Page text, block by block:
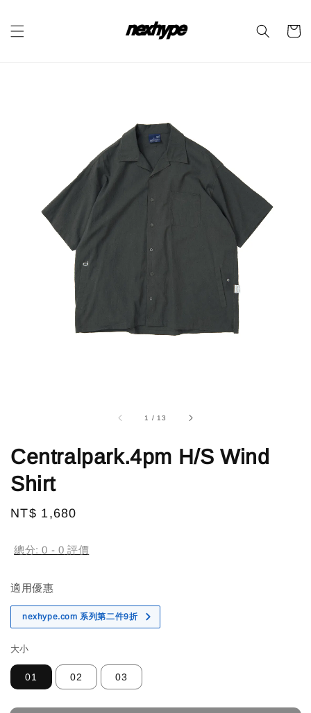
1 / 13
Centralpark.4pm H/S Wind
Shirt
Regular
NT$ 1,680
總分:0 - 0 評價
適用優惠
nexhype.com 系列第二件9折
大小
01 02 03